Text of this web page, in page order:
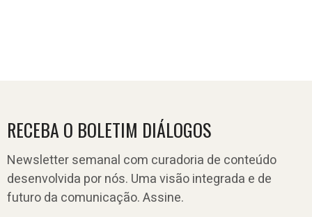
RECEBA O BOLETIM DIÁLOGOS
Newsletter semanal com curadoria de conteúdo
desenvolvida por nós. Uma visão integrada e de
futuro da comunicação. Assine.